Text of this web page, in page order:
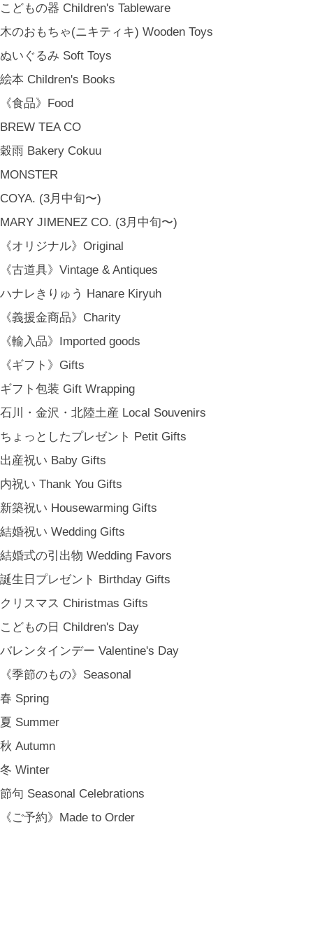
こどもの器 Children's Tableware
木のおもちゃ(ニキティキ) Wooden Toys
ぬいぐるみ Soft Toys
絵本 Children's Books
《食品》Food
BREW TEA CO
穀雨 Bakery Cokuu
MONSTER
COYA. (3月中旬〜)
MARY JIMENEZ CO. (3月中旬〜)
《オリジナル》Original
《古道具》Vintage & Antiques
ハナレきりゅう Hanare Kiryuh
《義援金商品》Charity
《輸入品》Imported goods
《ギフト》Gifts
ギフト包装 Gift Wrapping
石川・金沢・北陸土産 Local Souvenirs
ちょっとしたプレゼント Petit Gifts
出産祝い Baby Gifts
内祝い Thank You Gifts
新築祝い Housewarming Gifts
結婚祝い Wedding Gifts
結婚式の引出物 Wedding Favors
誕生日プレゼント Birthday Gifts
クリスマス Chiristmas Gifts
こどもの日 Children's Day
バレンタインデー Valentine's Day
《季節のもの》Seasonal
春 Spring
夏 Summer
秋 Autumn
冬 Winter
節句 Seasonal Celebrations
《ご予約》Made to Order
金沢・北陸で生まれたさまざまな作品を中心に、物語を宿し、使う人の
美しさに、和と洋、OLD & NEW のインスピレーションを重ね、暮らし
の中で愉しむインテリアスタイリングをご提案しています。 casa rua [
カーサ・ルア] 石川県金沢市尾張町2-14-20 八百萬本舗 内 casa rua / A
RU / icca / icca nicca Home Page Production & Photos by rua., co. ltd
HOME
SHOP INFO
SHOPPING GUIDE
CONTACT
[ MEMBERSHIP ]
TOP
登録
プライバシーポリシー
特定商取引法に基づく表記
会員規約